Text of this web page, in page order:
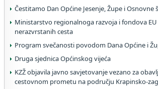
Čestitamo Dan Općine Jesenje, Župe i Osnovne
Ministarstvo regionalnoga razvoja i fondova
nerazvrstanih cesta
Program svečanosti povodom Dana Općine i
Druga sjednica Općinskog vijeća
KZŽ objavila javno savjetovanje vezano za
cestovnom prometu na području Krapinsko-